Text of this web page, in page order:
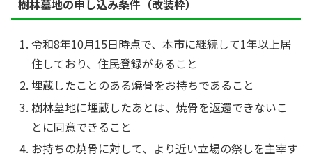
樹林墓地の申し込み条件（改装枠）
令和8年10月15日時点で、本市に継続して1年以上居
住しており、住民登録があること
埋蔵したことのある焼骨をお持ちであること
樹林墓地に埋蔵したあとは、焼骨を返還できないこ
とに同意できること
お持ちの焼骨に対して、より近い立場の祭しを主宰す